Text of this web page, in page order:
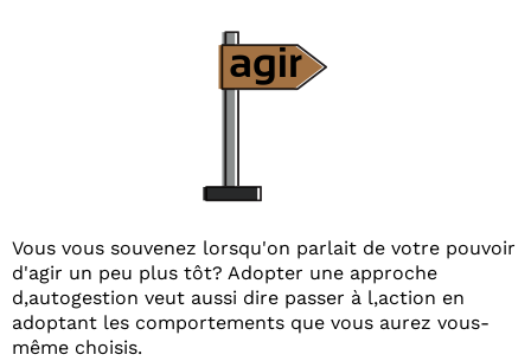
Vous vous souvenez lorsqu'on parlait de votre pouvoir
d'agir un peu plus tôt? Adopter une approche
d,autogestion veut aussi dire passer à l,action en
adoptant les comportements que vous aurez vous-
même choisis.